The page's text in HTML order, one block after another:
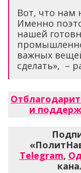
Вот, что нам
Именно
нашей
важных
сделать», –
и
Telegram,